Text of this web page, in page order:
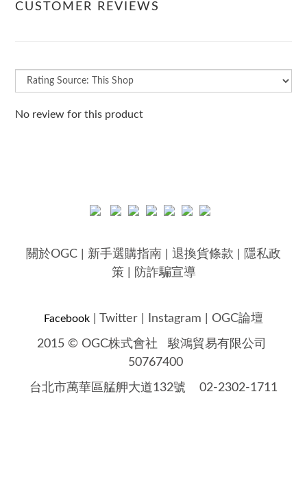
CUSTOMER REVIEWS
No review for this product
關於OGC 新手選購指南 退換貨條款
隱私政
策
防詐騙宣導
Facebook Twitter Instagram OGC論壇
2015 © OGC株式會社駿鴻貿易有限公司
50767400
台北市萬華區艋舺大道132號 02-2302-1711